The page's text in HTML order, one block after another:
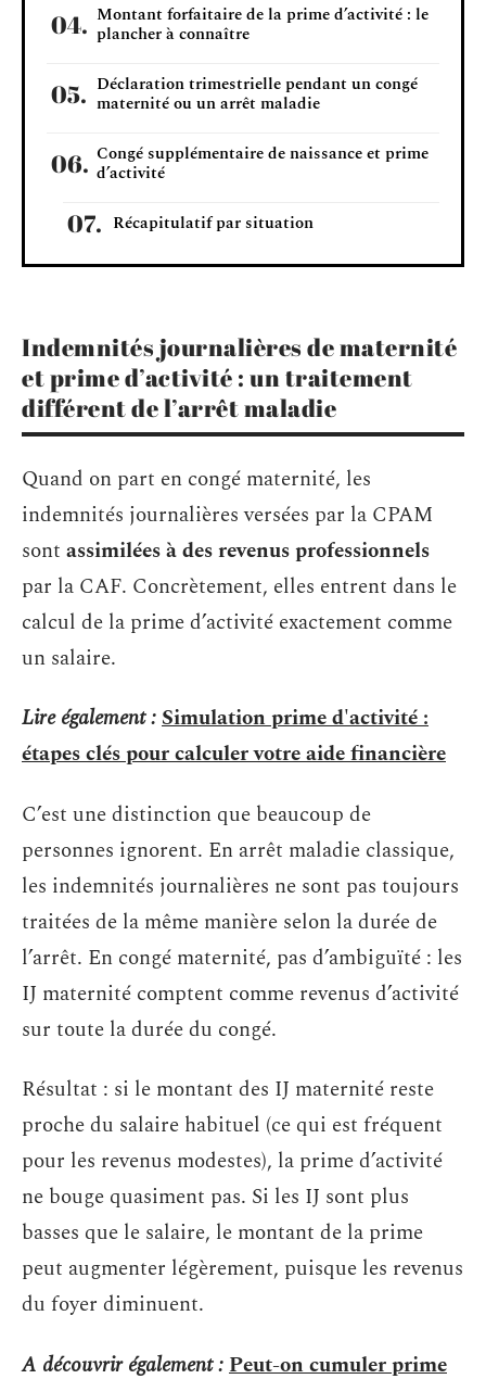
Montant forfaitaire de la prime d’activité : le
plancher à connaître
Déclaration trimestrielle pendant un congé
maternité ou un arrêt maladie
Congé supplémentaire de naissance et prime
d’activité
Récapitulatif par situation
Indemnités journalières de maternité
et prime d’activité : un traitement
différent de l’arrêt maladie
Quand on part en congé maternité, les
indemnités journalières versées par la CPAM
sont assimilées à des revenus professionnels
par la CAF. Concrètement, elles entrent dans le
calcul de la prime d’activité exactement comme
un salaire.
Lire également :Simulation prime d'activité :
étapes clés pour calculer votre aide financière
C’est une distinction que beaucoup de
personnes ignorent. En arrêt maladie classique,
les indemnités journalières ne sont pas toujours
traitées de la même manière selon la durée de
l’arrêt. En congé maternité, pas d’ambiguïté : les
IJ maternité comptent comme revenus d’activité
sur toute la durée du congé.
Résultat : si le montant des IJ maternité reste
proche du salaire habituel (ce qui est fréquent
pour les revenus modestes), la prime d’activité
ne bouge quasiment pas. Si les IJ sont plus
basses que le salaire, le montant de la prime
peut augmenter légèrement, puisque les revenus
du foyer diminuent.
A découvrir également :Peut-on cumuler prime